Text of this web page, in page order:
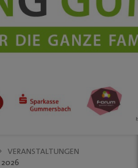
-
der
Deine
Gummersbach 2026
WINTER
Gummersbach
VfL Gummersbach
SCHWALBE Arena
Halle 32
VERANSTALTUNGEN
2026